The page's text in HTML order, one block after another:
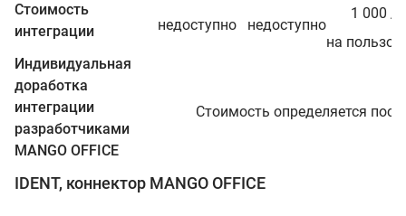
Стоимость
интеграции
недоступно недоступно
1 000 /
на
Индивидуальная
доработка
интеграции
разработчиками
MANGO OFFICE
Стоимость определяется
IDENT, коннектор MANGO OFFICE